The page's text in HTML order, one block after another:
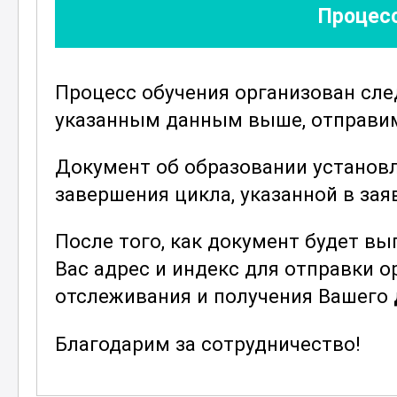
алгоритмами выполнения задач и
ремонта отжимных машин. Это
неисправностей, проведение
изношенных деталей. Знание этих
оборудования и обеспечить его
часов, что позволяет
подготовить компетентных
повысить свою квалификацию,
необходимые для успешной
форматобучения предоставляет
Процесс обучения организован
указанным данным выше,
Документ об образовании
завершения цикла, указанной в
После того, как документ будет
Вас адрес и индекс для отправки
отслеживания и получения Вашего
Благодарим за сотрудничество!